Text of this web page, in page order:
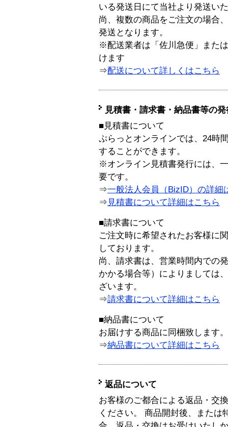
いる発送日にて当社より発送い
尚、複数の商品をご注文の場合
発送となります。
※配送業者は「佐川急便」また
けます
⇒配送について詳しくはこちら
見積書・請求書・納品書等の
■見積書について
ぷらっとオンラインでは、24時
することができます。
※オンライン見積書発行には、
要です。
⇒一般法人会員（BizID）の詳細
⇒ 見積書について詳細はこちら
■請求書について
ご注文時に希望されたお客様に
しております。
尚、請求書は、営業時間内での
かかる場合等）によりましては
ざいます。
⇒請求書について詳細はこちら
■納品書について
お届けする商品に同梱致します。
⇒納品書について詳細はこちら
返品について
お客様のご都合による返品・交
ください。 商品開封後、または